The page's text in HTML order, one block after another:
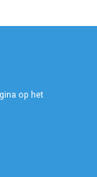
op het